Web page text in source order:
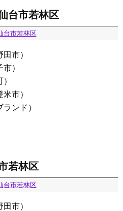
台市若林区
台市若林区
市）
）
市）
ンド）
若林区
台市若林区
市）